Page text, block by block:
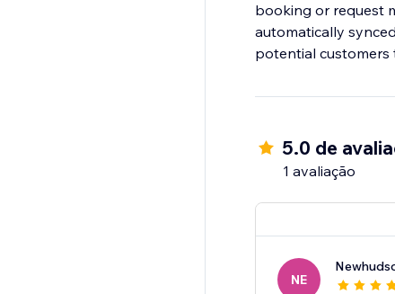
booking or request
automatically
potential customers
5.0 de
1 avaliação
NE